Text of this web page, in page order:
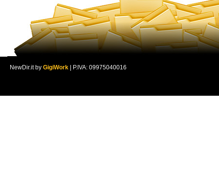
NewDir.it by GigiWork | P.IVA: 09975040016